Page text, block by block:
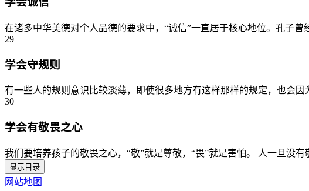
在诸多中华美德对个人品德的要求中，“诚信”一直居于核心地位。孔子
29
学会守规则
有一些人的规则意识比较淡薄，即使很多地方有这样那样的规定，也会
30
学会有敬畏之心
我们要培养孩子的敬畏之心，“敬”就是尊敬，“畏”就是害怕。 人一旦没
显示目录
网站地图